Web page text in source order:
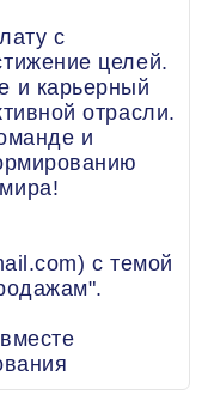
с
целей.
и карьерный
отрасли.
и
с темой